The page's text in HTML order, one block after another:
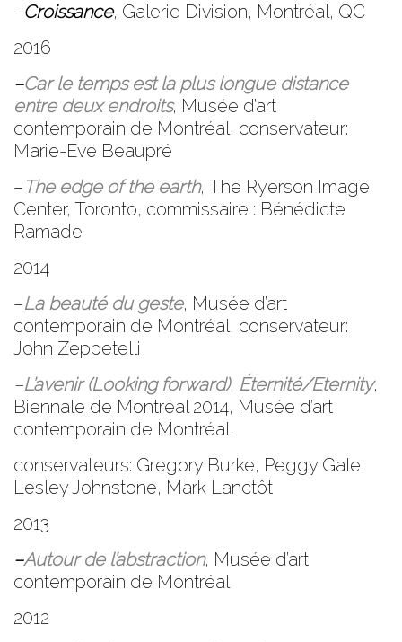
–Croissance, Galerie Division, Montréal, QC
2016
–Car le temps est la plus longue distance
entre deux endroits, Musée d’art
contemporain de Montréal, conservateur:
Marie-Eve Beaupré
– The edge of the earth, The Ryerson Image
Center, Toronto, commissaire : Bénédicte
Ramade
2014
–La beauté du geste, Musée d’art
contemporain de Montréal, conservateur:
John Zeppetelli
–L’avenir(Looking forward), Éternité/Eternity,
Biennale de Montréal 2014, Musée d’art
contemporain de Montréal,
conservateurs: Gregory Burke, Peggy Gale,
Lesley Johnstone, Mark Lanctôt
2013
–Autour de l’abstraction, Musée d’art
contemporain de Montréal
2012